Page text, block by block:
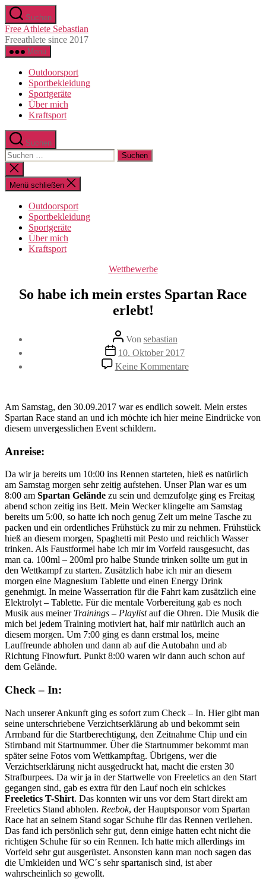
Direkt
zum
Inhalt
wechseln
Suchen
Free Athlete Sebastian
Freeathlete since 2017
Menü
Outdoorsport
Sportbekleidung
Sportgeräte
Über mich
Kraftsport
Suchen
Suche
nach:
Suche
schließen
Menü schließen
Outdoorsport
Sportbekleidung
Sportgeräte
Über mich
Kraftsport
Kategorien
Wettbewerbe
So habe ich mein erstes Spartan Race
erlebt!
Beitragsautor
Von sebastian
Beitragsdatum
10. Oktober 2017
Keine Kommentarezu
So
mein
erstes
Am Samstag, den 30.09.2017 war es endlich soweit. Mein erstes
Spartan Race stand an und ich möchte ich hier meine Eindrücke von
diesem unvergesslichen Event schildern.
Anreise:
Da wir ja bereits um 10:00 ins Rennen starteten, hieß es natürlich
am Samstag morgen sehr zeitig aufstehen. Unser Plan war es um
8:00 am Spartan Gelände zu sein und demzufolge ging es Freitag
abend schon zeitig ins Bett. Mein Wecker klingelte am Samstag
bereits um 5:00, so hatte ich noch genug Zeit um meine Tasche zu
packen und ein ordentliches Frühstück zu mir zu nehmen. Frühstück
hieß an diesem morgen, Spaghetti mit Pesto und reichlich Wasser
trinken. Als Faustformel habe ich mir im Vorfeld rausgesucht, das
man ca. 100ml – 200ml pro halbe Stunde trinken sollte um gut in
den Wettkampf zu starten. Zusätzlich habe ich mir an diesem
morgen eine Magnesium Tablette und einen Energy Drink
genehmigt. In meine Wasserration für die Fahrt kam zusätzlich eine
Elektrolyt – Tablette. Für die mentale Vorbereitung gab es noch
Musik aus meiner Trainings – Playlistauf die Ohren. Die Musik die
mich bei jedem Training motiviert hat, half mir natürlich auch an
diesem morgen. Um 7:00 ging es dann erstmal los, meine
Lauffreunde abholen und dann ab auf die Autobahn und ab
Richtung Finowfurt. Punkt 8:00 waren wir dann auch schon auf
dem Gelände.
Check – In:
Nach unserer Ankunft ging es sofort zum Check – In. Hier gibt man
seine unterschriebene Verzichtserklärung ab und bekommt sein
Armband für die Startberechtigung, den Zeitnahme Chip und ein
Stirnband mit Startnummer. Über die Startnummer bekommt man
später seine Fotos vom Wettkampftag. Übrigens, wer die
Verzichtserklärung nicht ausgedruckt hat, macht die ersten 30
Strafburpees. Da wir ja in der Startwelle von Freeletics an den Start
gegangen sind, gab es extra für den Lauf noch ein schickes
Freeletics T-Shirt. Das konnten wir uns vor dem Start direkt am
Freeletics Stand abholen. Reebok, der Hauptsponsor vom Spartan
Race hat an seinem Stand sogar Schuhe für das Rennen verliehen.
Das fand ich persönlich sehr gut, denn einige hatten echt nicht die
richtigen Schuhe für so ein Rennen. Ich hatte mich allerdings im
Vorfeld sehr gut ausgerüstet. Ansonsten kann man noch sagen das
die Umkleiden und WC´s sehr spartanisch sind, ist aber
wahrscheinlich so gewollt.